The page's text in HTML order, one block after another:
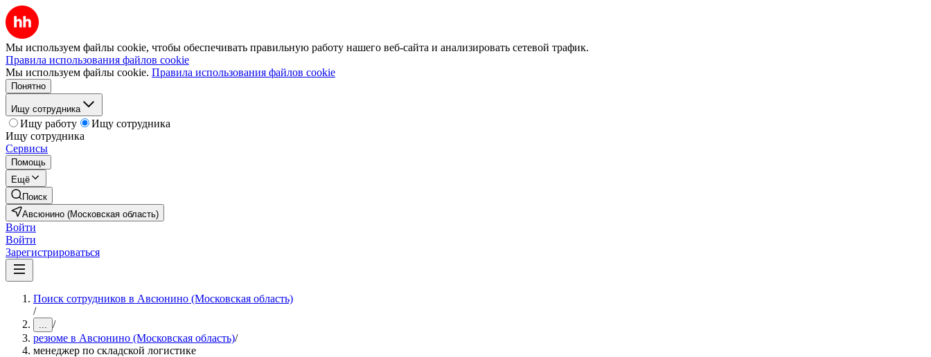
Мы используем файлы cookie, чтобы обеспечивать правильную работу нашего веб-сайта и анализировать сетевой трафик.
Правила использования файлов cookie
Мы используем файлы cookie. Правила использования файлов cookie
Понятно
Ищу сотрудника
Ищу работу
Ищу сотрудника
Ищу сотрудника
Сервисы
Помощь
Ещё
Поиск
Авсюнино (Московская область)
Войти
Войти
Зарегистрироваться
Поиск сотрудников в Авсюнино (Московская область)
/
... /
резюме в Авсюнино (Московская область)/
менеджер по складской логистике